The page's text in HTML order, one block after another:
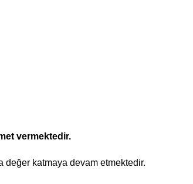
vermektedir.
değer katmaya devam etmektedir.